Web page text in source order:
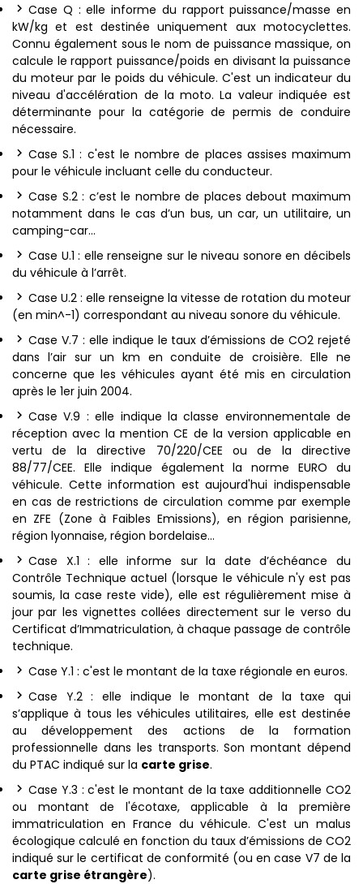
Case Q : elle informe du rapport puissance/masse en
kW/kg et est destinée uniquement aux motocyclettes.
Connu également sous le nom de puissance massique, on
calcule le rapport puissance/poids en divisant la puissance
du moteur par le poids du véhicule. C'est un indicateur du
niveau d'accélération de la moto. La valeur indiquée est
déterminante pour la catégorie de permis de conduire
nécessaire.
Case S.1 : c'est le nombre de places assises maximum
pour le véhicule incluant celle du conducteur.
Case S.2 : c’est le nombre de places debout maximum
notamment dans le cas d’un bus, un car, un utilitaire, un
camping-car…
Case U.1 : elle renseigne sur le niveau sonore en décibels
du véhicule à l’arrêt.
Case U.2 : elle renseigne la vitesse de rotation du moteur
(en min^-1) correspondant au niveau sonore du véhicule.
Case V.7 : elle indique le taux d’émissions de CO2 rejeté
dans l’air sur un km en conduite de croisière. Elle ne
concerne que les véhicules ayant été mis en circulation
après le 1er juin 2004.
Case V.9 : elle indique la classe environnementale de
réception avec la mention CE de la version applicable en
vertu de la directive 70/220/CEE ou de la directive
88/77/CEE. Elle indique également la norme EURO du
véhicule. Cette information est aujourd'hui indispensable
en cas de restrictions de circulation comme par exemple
en ZFE (Zone à Faibles Emissions), en région parisienne,
région lyonnaise, région bordelaise…
Case X.1 : elle informe sur la date d’échéance du
Contrôle Technique actuel (lorsque le véhicule n'y est pas
soumis, la case reste vide), elle est régulièrement mise à
jour par les vignettes collées directement sur le verso du
Certificat d’Immatriculation, à chaque passage de contrôle
technique.
Case Y.1 : c'est le montant de la taxe régionale en euros.
Case Y.2 : elle indique le montant de la taxe qui
s’applique à tous les véhicules utilitaires, elle est destinée
au développement des actions de la formation
professionnelle dans les transports. Son montant dépend
du PTAC indiqué sur la carte grise.
Case Y.3 : c'est le montant de la taxe additionnelle CO2
ou montant de l'écotaxe, applicable à la première
immatriculation en France du véhicule. C'est un malus
écologique calculé en fonction du taux d’émissions de CO2
indiqué sur le certificat de conformité (ou en case V7 de la
carte grise étrangère).